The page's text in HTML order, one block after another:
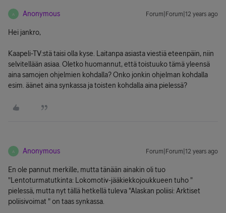
A Anonymous Forum|Forum|12 years ago
Hei jankro,
Kaapeli-TV:stä taisi olla kyse. Laitanpa asiasta viestiä eteenpäin, niin
selvitellään asiaa. Oletko huomannut, että toistuuko tämä yleensä
aina samojen ohjelmien kohdalla? Onko jonkin ohjelman kohdalla
esim. äänet aina synkassa ja toisten kohdalla aina pielessä?
A Anonymous Forum|Forum|12 years ago
En ole pannut merkille, mutta tänään ainakin oli tuo
"Lentoturmatutkinta: Lokomotiv-jääkiekkojoukkueen tuho "
pielessä, mutta nyt tällä hetkellä tuleva "Alaskan poliisi: Arktiset
poliisivoimat " on taas synkassa.